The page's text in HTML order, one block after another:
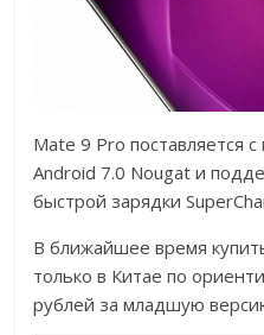
Mate 9 Pro поставляется
Android 7.0 Nougat и
быстрой зарядки
В ближайшее время
только в Китае по
рублей за младшую